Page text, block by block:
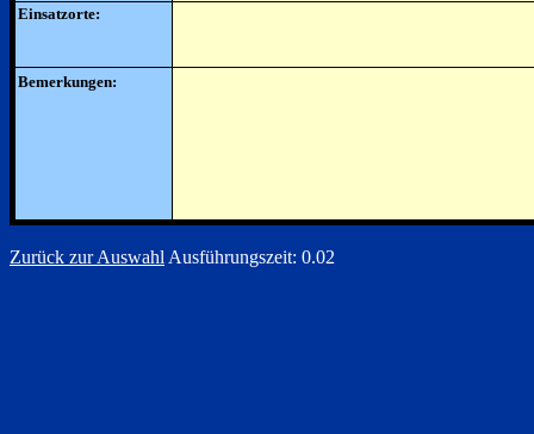
Einsatzorte:
Bemerkungen:
Zurück zur Auswahl Ausführungszeit: 0.02